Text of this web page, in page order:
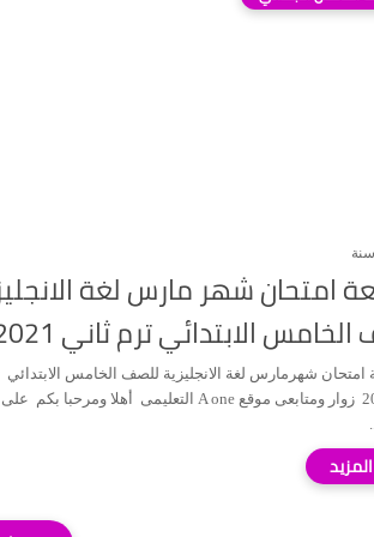
امتحان شهر مارس لغة
الابتدائي ترم ثاني 2021
امتحان شهرمارس لغة الانجليزية للصف الخامس الابتدائي
ثاني 2021 زوار ومتابعى موقع A one التعليمى أهلا ومرحبا بكم على